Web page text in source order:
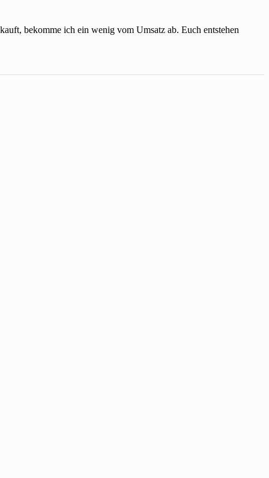
bekomme ich ein wenig vom Umsatz ab. Euch entstehen